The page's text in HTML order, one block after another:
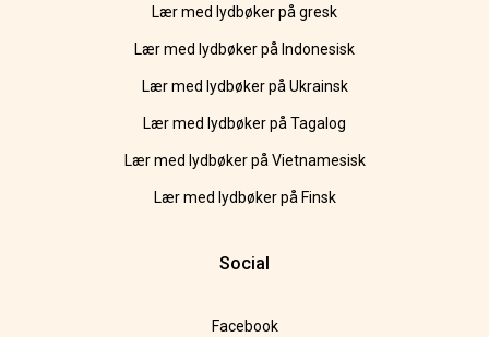
Lær med lydbøker på gresk
Lær med lydbøker på Indonesisk
Lær med lydbøker på Ukrainsk
Lær med lydbøker på Tagalog
Lær med lydbøker på Vietnamesisk
Lær med lydbøker på Finsk
Social
Facebook